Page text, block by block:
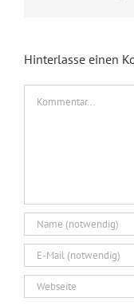
Hinterlasse einen